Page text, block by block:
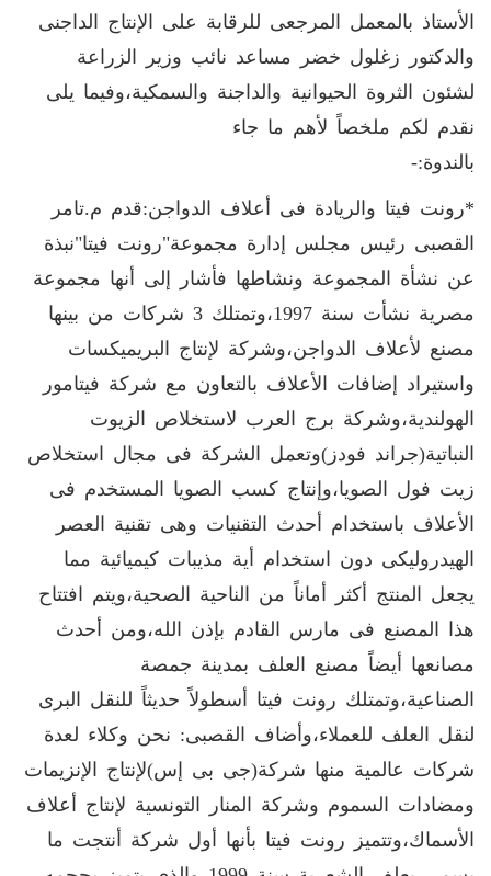
الأستاذ بالمعمل المرجعى للرقابة على الإنتاج الداجنى
والدكتور زغلول خضر مساعد نائب وزير الزراعة
لشئون الثروة الحيوانية والداجنة والسمكية،وفيما يلى
نقدم لكم ملخصاً لأهم ما جاء
بالندوة:-
*رونت فيتا والريادة فى أعلاف الدواجن:قدم م.تامر
القصبى رئيس مجلس إدارة مجموعة"رونت فيتا"نبذة
عن نشأة المجموعة ونشاطها فأشار إلى أنها مجموعة
مصرية نشأت سنة 1997،وتمتلك 3 شركات من بينها
مصنع لأعلاف الدواجن،وشركة لإنتاج البريميكسات
واستيراد إضافات الأعلاف بالتعاون مع شركة فيتامور
الهولندية،وشركة برج العرب لاستخلاص الزيوت
النباتية(جراند فودز)وتعمل الشركة فى مجال استخلاص
زيت فول الصويا،وإنتاج كسب الصويا المستخدم فى
الأعلاف باستخدام أحدث التقنيات وهى تقنية العصر
الهيدروليكى دون استخدام أية مذيبات كيميائية مما
يجعل المنتج أكثر أماناً من الناحية الصحية،ويتم افتتاح
هذا المصنع فى مارس القادم بإذن الله،ومن أحدث
مصانعها أيضاً مصنع العلف بمدينة جمصة
الصناعية،وتمتلك رونت فيتا أسطولاً حديثاً للنقل البرى
لنقل العلف للعملاء،وأضاف القصبى: نحن وكلاء لعدة
شركات عالمية منها شركة(جى بى إس)لإنتاج الإنزيمات
ومضادات السموم وشركة المنار التونسية لإنتاج أعلاف
الأسماك،وتتميز رونت فيتا بأنها أول شركة أنتجت ما